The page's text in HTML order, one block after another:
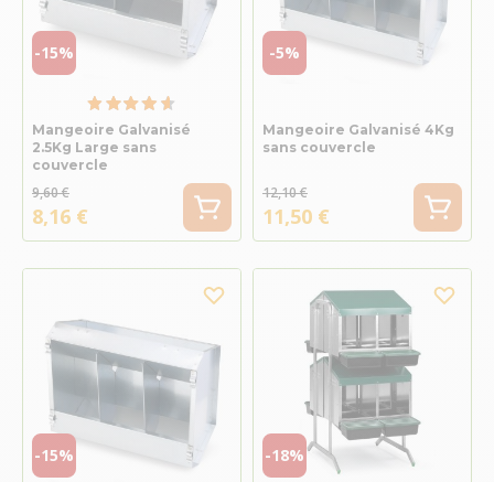
-15%
Mangeoire Galvanisé
2.5Kg Large sans
couvercle
9,60 €
8,16 €
-5%
Mangeoire Galvanisé 4Kg
sans couvercle
12,10 €
11,50 €
-15% -18%